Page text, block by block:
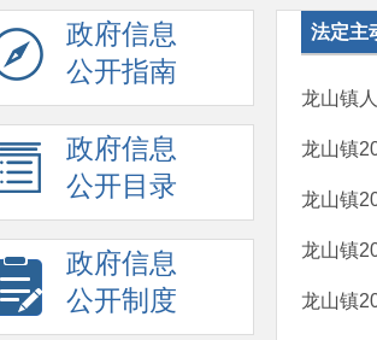
政府信息
公开指南
政府信息
公开目录
政府信息
公开制度
法定主
龙山镇
龙山镇
龙山镇
龙山镇
龙山镇